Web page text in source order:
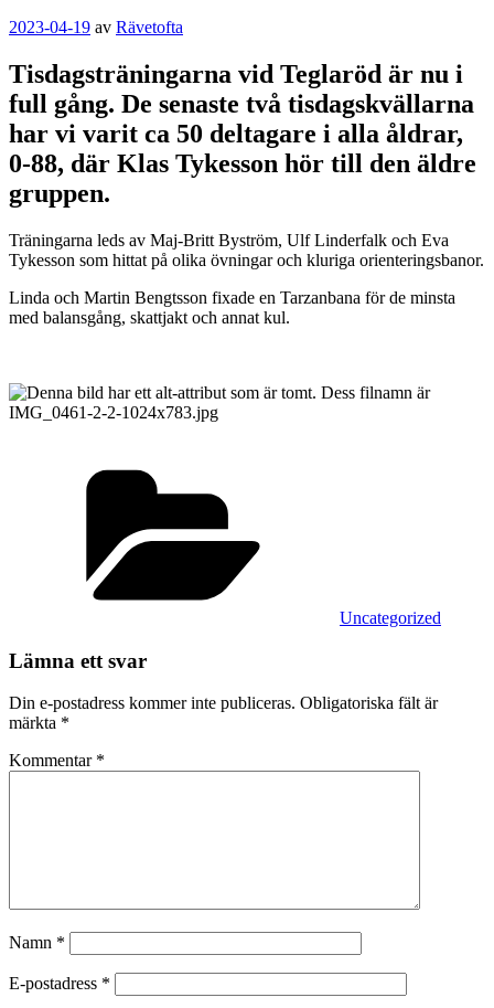
Publicerat
2023-04-19 av Rävetofta
Tisdagsträningarna vid Teglaröd är nu i
full gång. De senaste två tisdagskvällarna
har vi varit ca 50 deltagare i alla åldrar,
0-88, där Klas Tykesson hör till den äldre
gruppen.
Träningarna leds av Maj-Britt Byström, Ulf Linderfalk och Eva
Tykesson som hittat på olika övningar och kluriga orienteringsbanor.
Linda och Martin Bengtsson fixade en Tarzanbana för de minsta
med balansgång, skattjakt och annat kul.
Uncategorized
Lämna ett svar
Din e-postadress kommer inte publiceras. Obligatoriska fält är
märkta *
Kommentar *
Namn *
E-postadress *